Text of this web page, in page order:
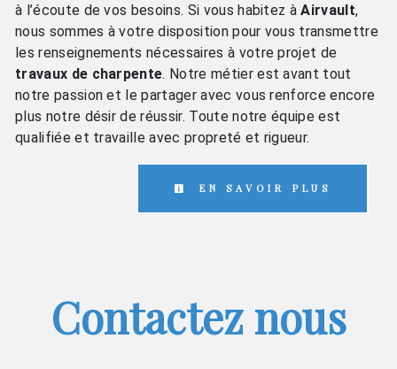
à l’écoute de vos besoins. Si vous habitez àAirvault,
nous sommes à votre disposition pour vous transmettre
les renseignements nécessaires à votre projet de
travaux de charpente. Notre métier est avant tout
notre passion et le partager avec vous renforce encore
plus notre désir de réussir. Toute notre équipe est
qualifiée et travaille avec propreté et rigueur.
EN SAVOIR PLUS
Contactez nous